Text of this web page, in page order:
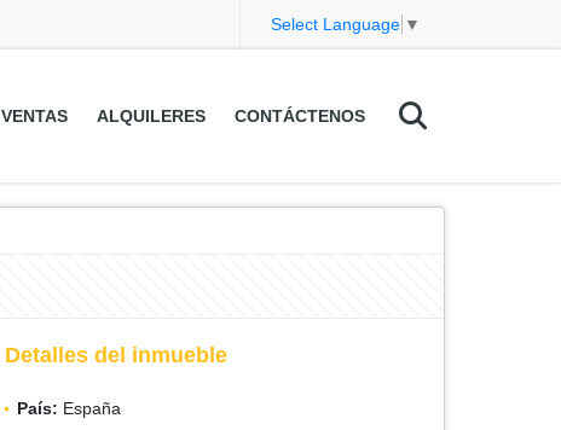
Select Language ▼
VENTAS ALQUILERES CONTÁCTENOS
Detalles del inmueble
País: España